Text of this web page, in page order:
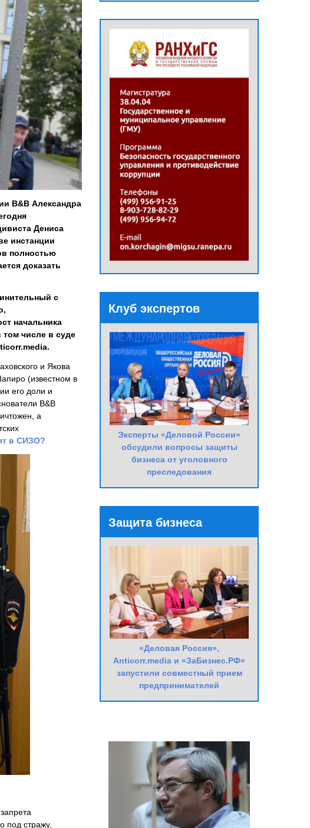
В&В Александра
Дениса
инстанции
полностью
доказать
с
начальника
числе в суде
и Якова
(известном в
его доли и
В&В
а
в СИЗО?
под стражу,
Клуб экспертов
Эксперты «Деловой России»
обсудили вопросы защиты
бизнеса от уголовного
преследования
Защита бизнеса
«Деловая Россия»,
Anticorr.media и «ЗаБизнес.РФ»
запустили совместный прием
предпринимателей